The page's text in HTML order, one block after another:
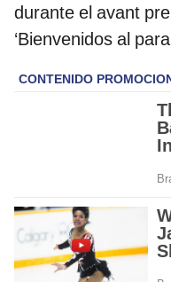
durante el avant
‘Bienvenidos al